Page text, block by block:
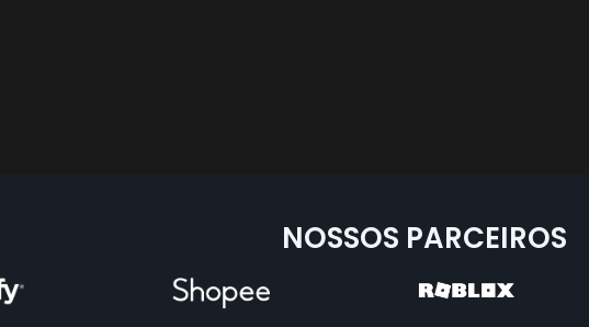
NOSSOS PARCEIROS